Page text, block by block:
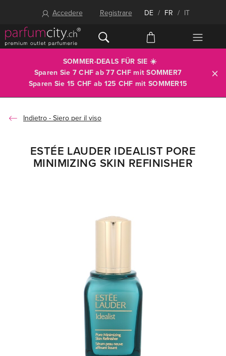
Accedere Registrare DE / FR / IT
SOMMER-DEALS FÜR SIE ☀️
Sparen Sie 7 CHF ab 77 CHF mitSOMMER7
Sparen Sie 15 CHF ab 125 CHF mit SOMMER15
Siero per il viso
ESTÉE LAUDER IDEALIST PORE
MINIMIZING SKIN REFINISHER